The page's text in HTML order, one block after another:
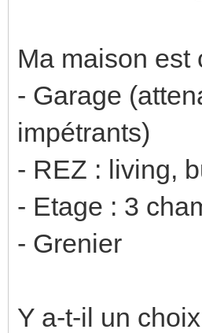
Ma maison est
- Garage
impétrants)
- REZ : living,
- Etage : 3
- Grenier
Y a-t-il un